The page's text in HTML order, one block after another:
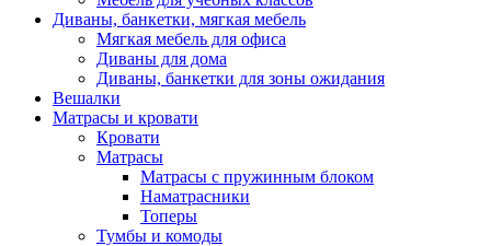
Диваны, банкетки, мягкая мебель
Мягкая мебель для офиса
Диваны для дома
Диваны, банкетки для зоны ожидания
Вешалки
Матрасы и кровати
Кровати
Матрасы
Матрасы с пружинным блоком
Наматрасники
Топеры
Тумбы и комоды